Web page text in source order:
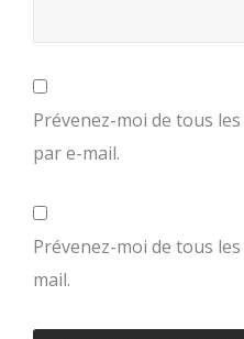
Prévenez-moi de tous
par e-mail.
Prévenez-moi de tous
mail.